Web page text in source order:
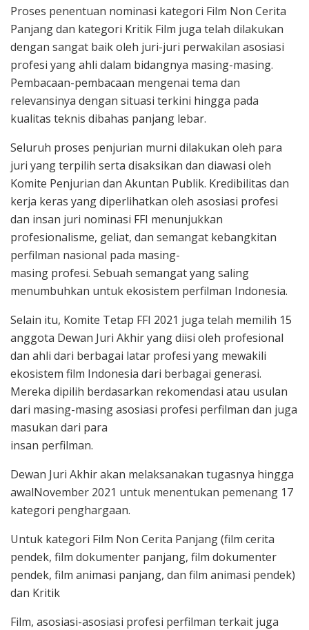
Proses penentuan nominasi kategori Film Non Cerita
Panjang dan kategori Kritik Film juga telah dilakukan
dengan sangat baik oleh juri-juri perwakilan asosiasi
profesi yang ahli dalam bidangnya masing-masing.
Pembacaan-pembacaan mengenai tema dan
relevansinya dengan situasi terkini hingga pada
kualitas teknis dibahas panjang lebar.
Seluruh proses penjurian murni dilakukan oleh para
juri yang terpilih serta disaksikan dan diawasi oleh
Komite Penjurian dan Akuntan Publik. Kredibilitas dan
kerja keras yang diperlihatkan oleh asosiasi profesi
dan insan juri nominasi FFI menunjukkan
profesionalisme, geliat, dan semangat kebangkitan
perfilman nasional pada masing-
masing profesi. Sebuah semangat yang saling
menumbuhkan untuk ekosistem perfilman Indonesia.
Selain itu, Komite Tetap FFI 2021 juga telah memilih 15
anggota Dewan Juri Akhir yang diisi oleh profesional
dan ahli dari berbagai latar profesi yang mewakili
ekosistem film Indonesia dari berbagai generasi.
Mereka dipilih berdasarkan rekomendasi atau usulan
dari masing-masing asosiasi profesi perfilman dan juga
masukan dari para
insan perfilman.
Dewan Juri Akhir akan melaksanakan tugasnya hingga
awalNovember 2021 untuk menentukan pemenang 17
kategori penghargaan.
Untuk kategori Film Non Cerita Panjang (film cerita
pendek, film dokumenter panjang, film dokumenter
pendek, film animasi panjang, dan film animasi pendek)
dan Kritik
Film, asosiasi-asosiasi profesi perfilman terkait juga